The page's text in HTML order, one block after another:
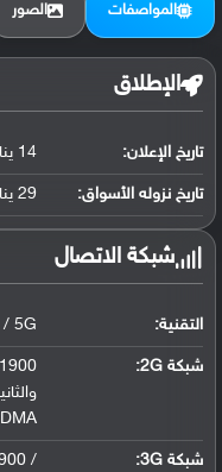
المواصفات الصور
الإطلاق
تاريخ الإعلان: 14 يناير 2021
تاريخ نزوله الأسواق: 29 يناير 2021
شبكة الاتصال
التقنية: / 5G
شبكة 2G:
شبكة 3G :
/